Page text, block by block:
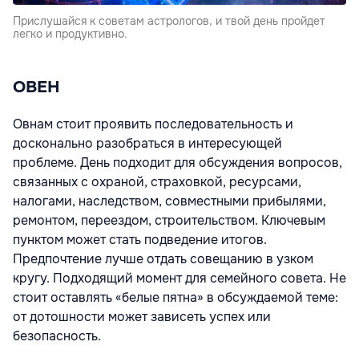
Прислушайся к советам астрологов, и твой день пройдет
легко и продуктивно.
ОВЕН
Овнам стоит проявить последовательность и
досконально разобраться в интересующей
проблеме. День подходит для обсуждения вопросов,
связанных с охраной, страховкой, ресурсами,
налогами, наследством, совместными прибылями,
ремонтом, переездом, строительством. Ключевым
пунктом может стать подведение итогов.
Предпочтение лучше отдать совещанию в узком
кругу. Подходящий момент для семейного совета. Не
стоит оставлять «белые пятна» в обсуждаемой теме:
от дотошности может зависеть успех или
безопасность.